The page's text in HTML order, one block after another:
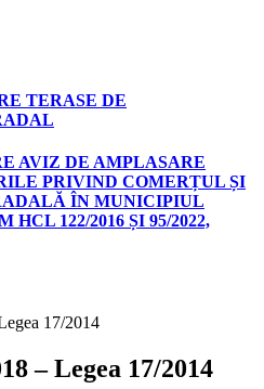
TERASE DE
AVIZ DE AMPLASARE
PRIVIND COMERȚUL ȘI
ÎN MUNICIPIUL
HCL 122/2016 ȘI 95/2022,
17/2014
– Legea 17/2014